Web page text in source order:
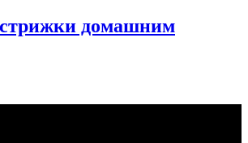
домашним